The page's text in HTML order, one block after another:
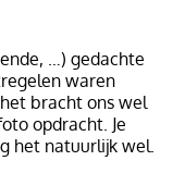
…) gedachte
waren
bracht ons wel
opdracht. Je
het natuurlijk wel.